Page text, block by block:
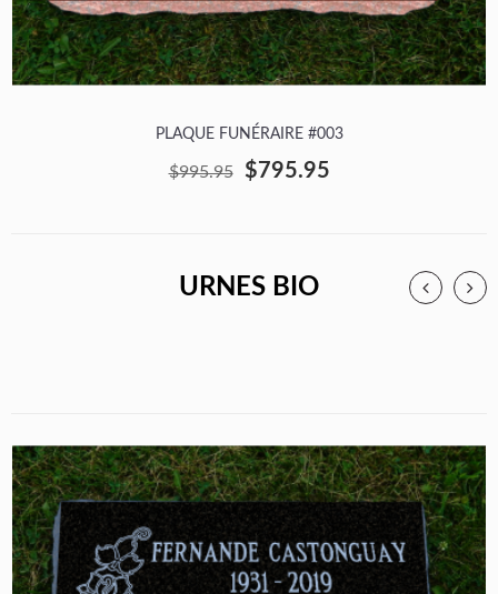
PLAQUE FUNÉRAIRE #003
$995.95 $795.95
URNES BIO